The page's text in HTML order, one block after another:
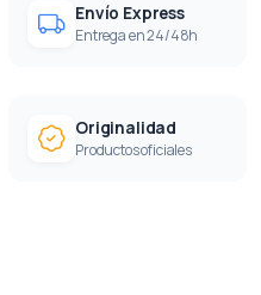
Envío Express
Entrega en 24/48h
Originalidad
Productos oficiales